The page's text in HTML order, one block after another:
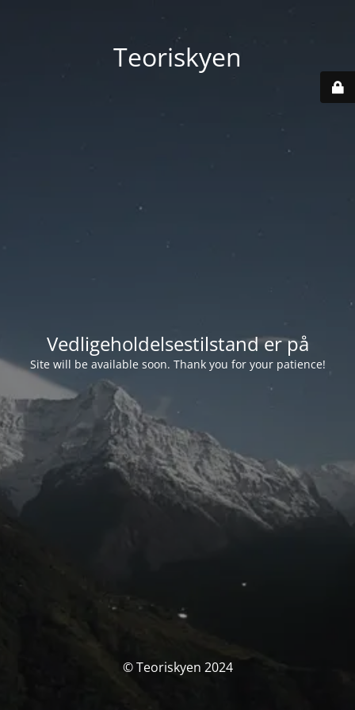
Teoriskyen
Vedligeholdelsestilstand er på
Site will be available soon. Thank you for your patience!
© Teoriskyen 2024